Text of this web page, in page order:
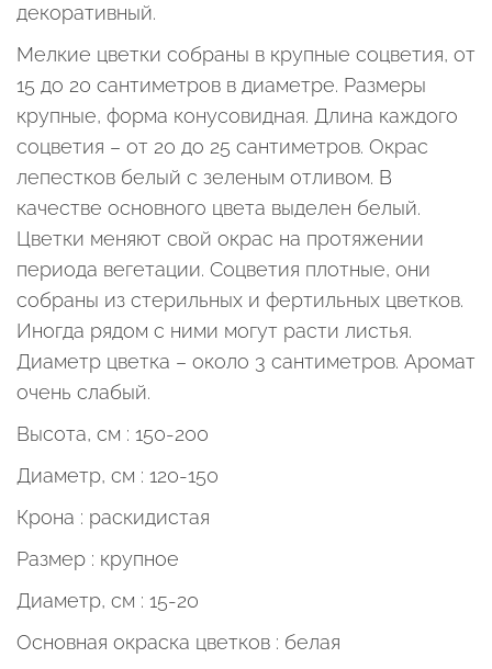
декоративный.
Мелкие цветки собраны в крупные соцветия, от
15 до 20 сантиметров в диаметре. Размеры
крупные, форма конусовидная. Длина каждого
соцветия – от 20 до 25 сантиметров. Окрас
лепестков белый с зеленым отливом. В
качестве основного цвета выделен белый.
Цветки меняют свой окрас на протяжении
периода вегетации. Соцветия плотные, они
собраны из стерильных и фертильных цветков.
Иногда рядом с ними могут расти листья.
Диаметр цветка – около 3 сантиметров. Аромат
очень слабый.
Высота, см : 150-200
Диаметр, см : 120-150
Крона : раскидистая
Размер : крупное
Диаметр, см : 15-20
Основная окраска цветков : белая